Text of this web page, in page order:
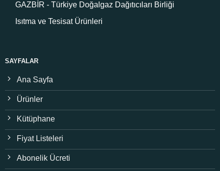
GAZBİR - Türkiye Doğalgaz Dağıtıcıları Birliği
Isıtma ve Tesisat Ürünleri
SAYFALAR
Ana Sayfa
Ürünler
Kütüphane
Fiyat Listeleri
Abonelik Ücreti